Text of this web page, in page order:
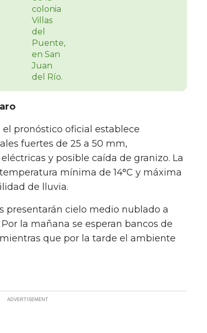
pronóstico oficial establece
fuertes de 25 a 50 mm,
y posible caída de granizo. La
mínima de 14°C y máxima
de lluvia.
presentarán cielo medio nublado a
la mañana se esperan bancos de
que por la tarde el ambiente